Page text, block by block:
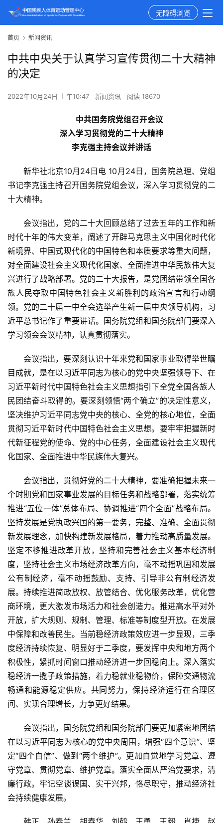
无障碍浏览
首页 新闻资讯
中共中央关于认真学习宣传贯彻二十大精神
的决定
2022年10月24日 上午10:47 新闻资讯 阅读 18670
中共国务院党组召开会议
深入学习贯彻党的二十大精神
李克强主持会议并讲话
新华社北京10月24日电 10月24日，国务院总理、党组
书记李克强主持召开国务院党组会议，深入学习贯彻党的二
十大精神。
会议指出，党的二十大回顾总结了过去五年的工作和新
时代十年的伟大变革，阐述了开辟马克思主义中国化时代化
新境界、中国式现代化的中国特色和本质要求等重大问题，
对全面建设社会主义现代化国家、全面推进中华民族伟大复
兴进行了战略部署。党的二十大报告，是党团结带领全国各
族人民夺取中国特色社会主义新胜利的政治宣言和行动纲
领。党的二十届一中全会选举产生新一届中央领导机构，习
近平总书记作了重要讲话。国务院党组和国务院部门要深入
学习领会会议精神，认真贯彻落实。
会议指出，要深刻认识十年来党和国家事业取得举世瞩
目成就，是在以习近平同志为核心的党中央坚强领导下、在
习近平新时代中国特色社会主义思想指引下全党全国各族人
民团结奋斗取得的。要深刻领悟“两个确立”的决定性意义，
坚决维护习近平同志党中央的核心、全党的核心地位，全面
贯彻习近平新时代中国特色社会主义思想。要牢牢把握新时
代新征程党的使命、党的中心任务，全面建设社会主义现代
化国家、全面推进中华民族伟大复兴。
会议指出，贯彻好党的二十大精神，要准确把握未来一
个时期党和国家事业发展的目标任务和战略部署，落实统筹
推进“五位一体”总体布局、协调推进“四个全面”战略布局。
坚持发展是党执政兴国的第一要务，完整、准确、全面贯彻
新发展理念，加快构建新发展格局，着力推动高质量发展。
坚定不移推进改革开放，坚持和完善社会主义基本经济制
度，坚持社会主义市场经济改革方向，毫不动摇巩固和发展
公有制经济，毫不动摇鼓励、支持、引导非公有制经济发
展。持续推进简政放权、放管结合、优化服务改革，优化营
商环境，更大激发市场活力和社会创造力。推进高水平对外
开放，扩大规则、规制、管理、标准等制度型开放。在发展
中保障和改善民生。当前稳经济政策效应进一步显现，三季
度经济持续恢复、明显好于二季度，要发挥中央和地方两个
积极性，紧抓时间窗口推动经济进一步回稳向上。深入落实
稳经济一揽子政策措施，着力稳就业稳物价，保障交通物流
畅通和能源稳定供应。共同努力，保持经济运行在合理区
间、实现合理增长，力争更好结果。
会议指出，国务院党组和国务院部门要更加紧密地团结
在以习近平同志为核心的党中央周围，增强“四个意识”、坚
定“四个自信”、做到“两个维护”。更加自觉地学习党章、遵
守党章、贯彻党章、维护党章。落实全面从严治党要求，清
廉行政。牢记空谈误国、实干兴邦，恪尽职守，推动经济社
会持续健康发展。